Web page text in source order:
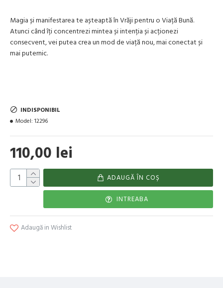
Magia și manifestarea te așteaptă în Vrăji pentru o Viață Bună.
Atunci când îți concentrezi mintea și intenția și acționezi
consecvent, vei putea crea un mod de viață nou, mai conectat și
mai puternic.
110,00 lei
INDISPONIBIL
Model: 12296
ADAUGĂ ÎN COŞ
INTREABA
Adaugă in Wishlist